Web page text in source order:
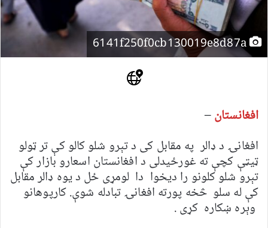
افغانستان–
افغانۍ د ډالر په مقابل کی د تېرو شلو کالو کې تر ټولو
ټیټې کچې ته غورځیدلی د افغانستان اسعارو بازار کې
تېرو شلو کلونو را دیخوا دا لومړی ځل د یوه ډالر مقابل
کې له سلو څخه پورته افغانۍ تبادله شوې. کارپوهانو
وېره ښکاره کړی .